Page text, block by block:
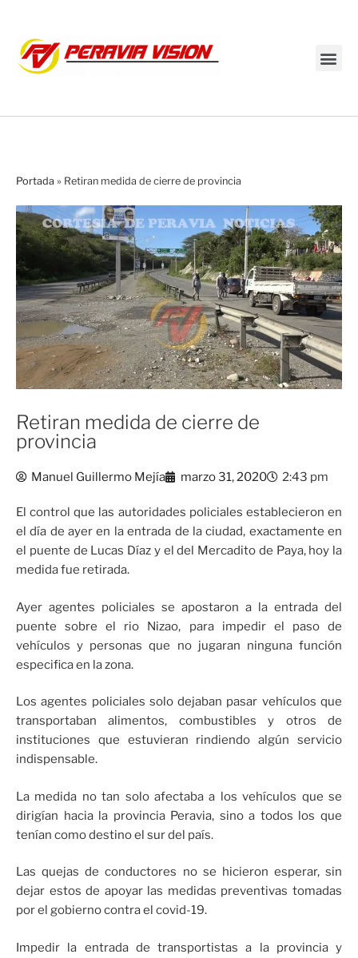
Portada » Retiran medida de cierre de provincia
Retiran medida de cierre de
provincia
Manuel Guillermo Mejía marzo 31, 2020 2:43 pm
El control que las autoridades policiales establecieron en
el día de ayer en la entrada de la ciudad, exactamente en
el puente de Lucas Díaz y el del Mercadito de Paya, hoy la
medida fue retirada.
Ayer agentes policiales se apostaron a la entrada del
puente sobre el rio Nizao, para impedir el paso de
vehículos y personas que no jugaran ninguna función
especifica en la zona.
Los agentes policiales solo dejaban pasar vehículos que
transportaban alimentos, combustibles y otros de
instituciones que estuvieran rindiendo algún servicio
indispensable.
La medida no tan solo afectaba a los vehículos que se
dirigían hacia la provincia Peravia, sino a todos los que
tenían como destino el sur del país.
Las quejas de conductores no se hicieron esperar, sin
dejar estos de apoyar las medidas preventivas tomadas
por el gobierno contra el covid-19.
Impedir la entrada de transportistas a la provincia y